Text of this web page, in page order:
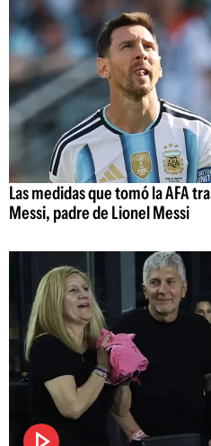
Las medidas que tomó la AFA
Messi, padre de Lionel Messi